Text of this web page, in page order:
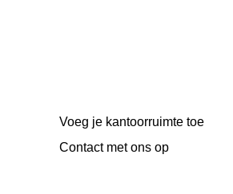
Voeg je kantoorruimte toe
Сontact met ons op